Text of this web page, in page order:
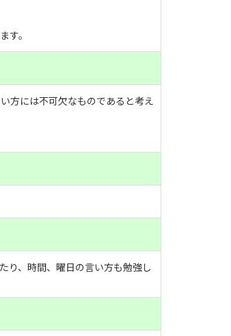
す。
方には不可欠なものであると考え
り、時間、曜日の言い方も勉強し